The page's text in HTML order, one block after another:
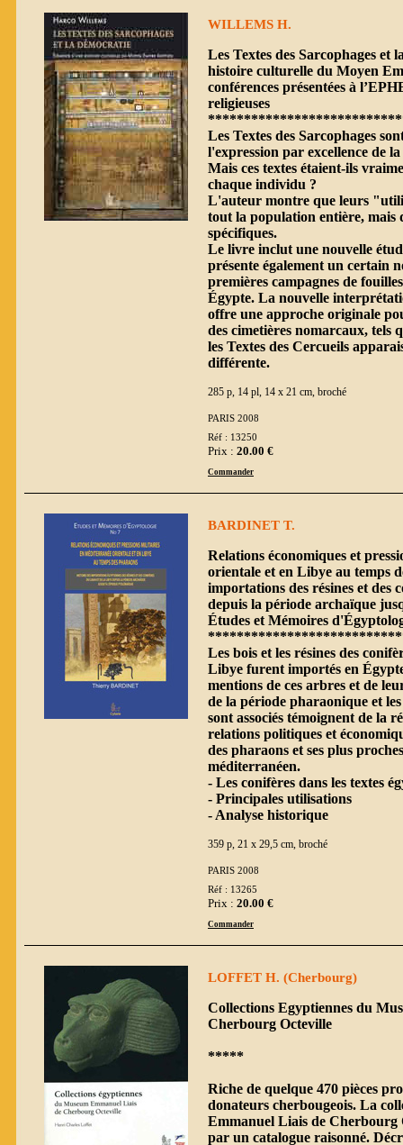
WILLEMS H.
Les Textes des Sarcophages et
histoire culturelle du Moyen
conférences présentées à
religieuses
Les Textes des Sarcophages
l'expression par excellence de
Mais ces textes étaient-ils
chaque individu ?
L'auteur montre que leurs
tout la population entière, mais
spécifiques.
Le livre inclut une nouvelle
présente également un certain
premières campagnes de
Égypte. La nouvelle
offre une approche originale
des cimetières nomarcaux, tels
les Textes des Cercueils
différente.
285 p, 14 pl, 14 x 21 cm, broché
PARIS 2008
Réf : 13250
Prix : 20.00 €
Commander
BARDINET T.
Relations économiques et
orientale et en Libye au temps
importations des résines et des
depuis la période archaïque
Études et Mémoires
Les bois et les résines des
Libye furent importés en
mentions de ces arbres et de
de la période pharaonique et
sont associés témoignent de la
relations politiques et
des pharaons et ses plus
méditerranéen.
- Les conifères dans les textes
- Principales utilisations
- Analyse historique
359 p, 21 x 29,5 cm, broché
PARIS 2008
Réf : 13265
Prix : 20.00 €
Commander
LOFFET H. (Cherbourg)
Collections Egyptiennes du
Cherbourg Octeville
*****
Riche de quelque 470 pièces
donateurs cherbougeois. La
Emmanuel Liais de Cherbourg
par un catalogue raisonné.